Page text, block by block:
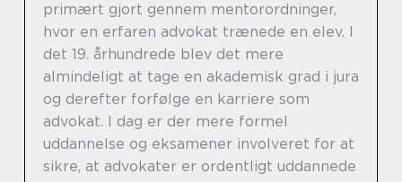
primært gjort gennem mentorordninger,
hvor en erfaren advokat trænede en elev. I
det 19. århundrede blev det mere
almindeligt at tage en akademisk grad i jura
og derefter forfølge en karriere som
advokat. I dag er der mere formel
uddannelse og eksamener involveret for at
sikre, at advokater er ordentligt uddannede